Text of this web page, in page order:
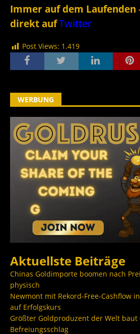
Immer auf dem Laufenden
direkt aufTwitter
Post Views: 1.419
WERBUNG
Aktuellste Beiträge
Chinas Goldimporte boomen nach
physisch
Newmont mit Rekord-Free-Cashflow
auf Erfolgskurs
Größter Goldproduzent der Welt
Befreiungsschlag